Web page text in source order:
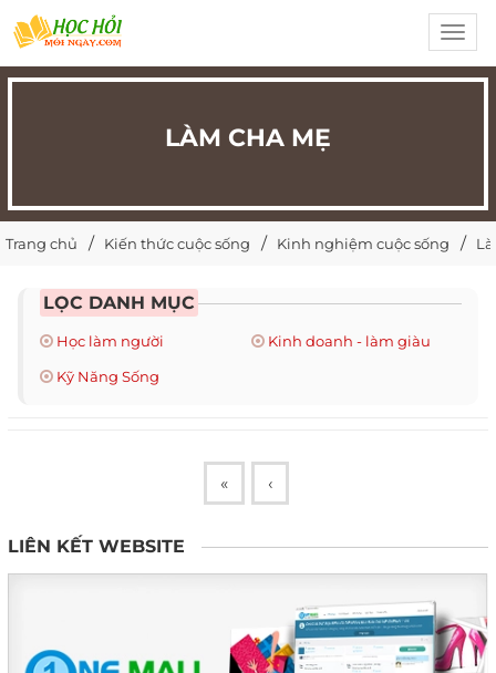
LÀM CHA MẸ
Trang chủ Kiến thức cuộc sống Kinh nghiệm cuộc sống
LỌC DANH MỤC
Học làm người
Kinh doanh - làm giàu
Kỹ Năng Sống
« ‹
LIÊN KẾT WEBSITE